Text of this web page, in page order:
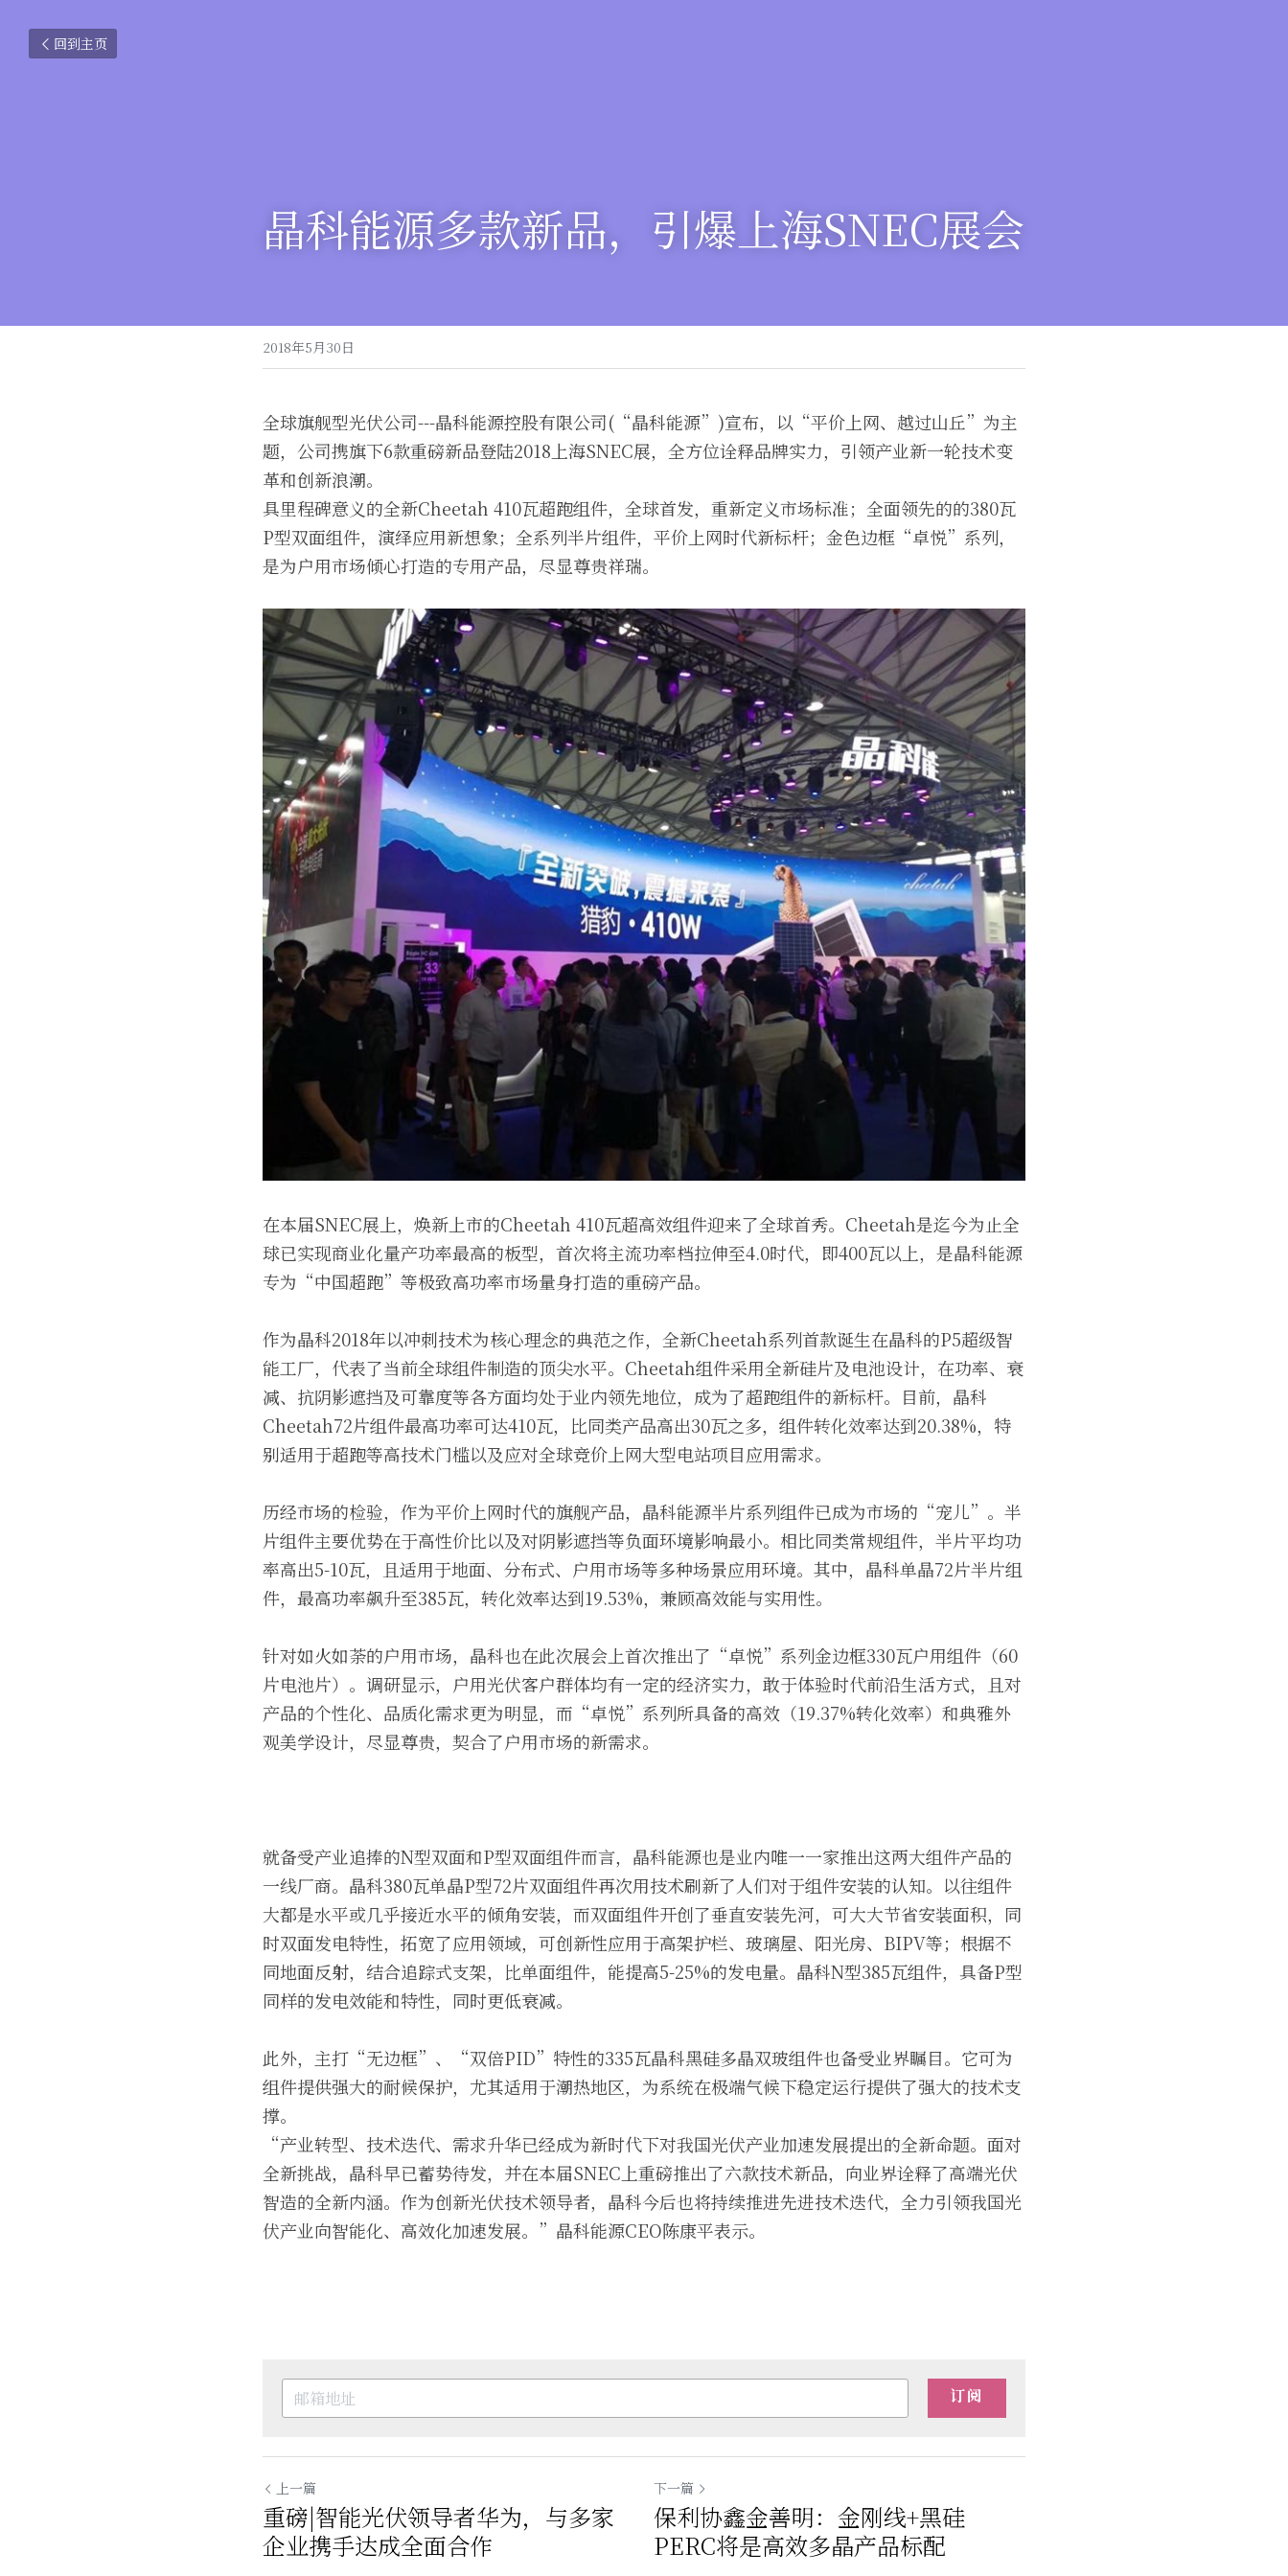
回到主页
晶科能源多款新品，引爆上海SNEC展会
2018年5月30日
全球旗舰型光伏公司---晶科能源控股有限公司(“晶科能源”)宣布，以“平价上网、越过山丘”为主
题，公司携旗下6款重磅新品登陆2018上海SNEC展，全方位诠释品牌实力，引领产业新一轮技术变
革和创新浪潮。
具里程碑意义的全新Cheetah 410瓦超跑组件，全球首发，重新定义市场标准；全面领先的的380瓦
P型双面组件，演绎应用新想象；全系列半片组件，平价上网时代新标杆；金色边框“卓悦”系列，
是为户用市场倾心打造的专用产品，尽显尊贵祥瑞。
在本届SNEC展上，焕新上市的Cheetah 410瓦超高效组件迎来了全球首秀。Cheetah是迄今为止全
球已实现商业化量产功率最高的板型，首次将主流功率档拉伸至4.0时代，即400瓦以上，是晶科能源
专为“中国超跑”等极致高功率市场量身打造的重磅产品。
作为晶科2018年以冲刺技术为核心理念的典范之作，全新Cheetah系列首款诞生在晶科的P5超级智
能工厂，代表了当前全球组件制造的顶尖水平。Cheetah组件采用全新硅片及电池设计，在功率、衰
减、抗阴影遮挡及可靠度等各方面均处于业内领先地位，成为了超跑组件的新标杆。目前，晶科
Cheetah72片组件最高功率可达410瓦，比同类产品高出30瓦之多，组件转化效率达到20.38%，特
别适用于超跑等高技术门槛以及应对全球竞价上网大型电站项目应用需求。
历经市场的检验，作为平价上网时代的旗舰产品，晶科能源半片系列组件已成为市场的“宠儿”。半
片组件主要优势在于高性价比以及对阴影遮挡等负面环境影响最小。相比同类常规组件，半片平均功
率高出5-10瓦，且适用于地面、分布式、户用市场等多种场景应用环境。其中，晶科单晶72片半片组
件，最高功率飙升至385瓦，转化效率达到19.53%，兼顾高效能与实用性。
针对如火如荼的户用市场，晶科也在此次展会上首次推出了“卓悦”系列金边框330瓦户用组件（60
片电池片）。调研显示，户用光伏客户群体均有一定的经济实力，敢于体验时代前沿生活方式，且对
产品的个性化、品质化需求更为明显，而“卓悦”系列所具备的高效（19.37%转化效率）和典雅外
观美学设计，尽显尊贵，契合了户用市场的新需求。
就备受产业追捧的N型双面和P型双面组件而言，晶科能源也是业内唯一一家推出这两大组件产品的
一线厂商。晶科380瓦单晶P型72片双面组件再次用技术刷新了人们对于组件安装的认知。以往组件
大都是水平或几乎接近水平的倾角安装，而双面组件开创了垂直安装先河，可大大节省安装面积，同
时双面发电特性，拓宽了应用领域，可创新性应用于高架护栏、玻璃屋、阳光房、BIPV等；根据不
同地面反射，结合追踪式支架，比单面组件，能提高5-25%的发电量。晶科N型385瓦组件，具备P型
同样的发电效能和特性，同时更低衰减。
此外，主打“无边框”、“双倍PID”特性的335瓦晶科黑硅多晶双玻组件也备受业界瞩目。它可为
组件提供强大的耐候保护，尤其适用于潮热地区，为系统在极端气候下稳定运行提供了强大的技术支
撑。
“产业转型、技术迭代、需求升华已经成为新时代下对我国光伏产业加速发展提出的全新命题。面对
全新挑战，晶科早已蓄势待发，并在本届SNEC上重磅推出了六款技术新品，向业界诠释了高端光伏
智造的全新内涵。作为创新光伏技术领导者，晶科今后也将持续推进先进技术迭代，全力引领我国光
伏产业向智能化、高效化加速发展。”晶科能源CEO陈康平表示。
订阅
上一篇
重磅|智能光伏领导者华为，与多家
企业携手达成全面合作
下一篇
保利协鑫金善明：金刚线+黑硅
PERC将是高效多晶产品标配